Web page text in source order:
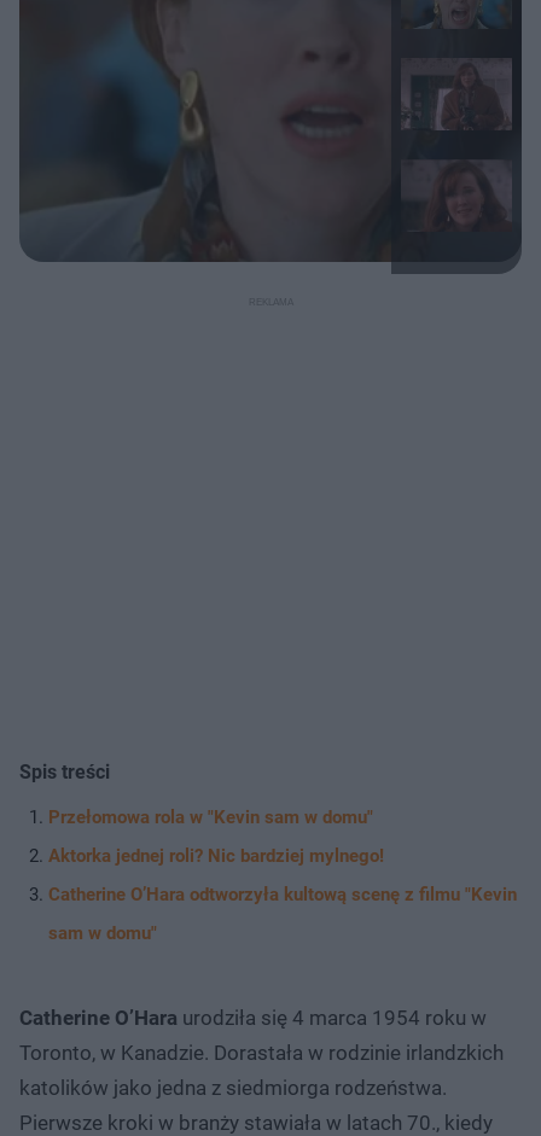
Spis treści
Przełomowa rola w "Kevin sam w domu"
Aktorka jednej roli? Nic bardziej mylnego!
Catherine O’Hara odtworzyła kultową scenę z filmu "Kevin
sam w domu"
Catherine O’Hara urodziła się 4 marca 1954 roku w
Toronto, w Kanadzie. Dorastała w rodzinie irlandzkich
katolików jako jedna z siedmiorga rodzeństwa.
Pierwsze kroki w branży stawiała w latach 70., kiedy